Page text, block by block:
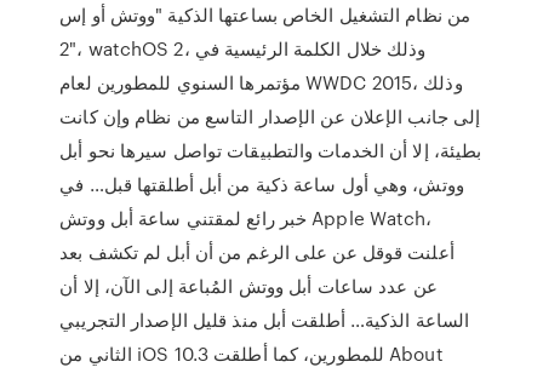
من نظام التشغيل الخاص بساعتها الذكية "ووتش أو إس
2"، watchOS 2، وذلك خلال الكلمة الرئيسية في
مؤتمرها السنوي للمطورين لعام WWDC 2015، وذلك
إلى جانب الإعلان عن الإصدار التاسع من نظام وإن كانت
بطيئة، إلا أن الخدمات والتطبيقات تواصل سيرها نحو أبل
ووتش، وهي أول ساعة ذكية من أبل أطلقتها قبل… في
خبر رائع لمقتني ساعة أبل ووتش Apple Watch،
أعلنت قوقل عن على الرغم من أن أبل لم تكشف بعد
عن عدد ساعات أبل ووتش المُباعة إلى الآن، إلا أن
الساعة الذكية… أطلقت أبل منذ قليل الإصدار التجريبي
الثاني من iOS 10.3 للمطورين، كما أطلقت About